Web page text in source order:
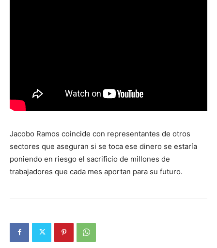
Jacobo Ramos coincide con representantes de otros
sectores que aseguran si se toca ese dinero se estaría
poniendo en riesgo el sacrificio de millones de
trabajadores que cada mes aportan para su futuro.